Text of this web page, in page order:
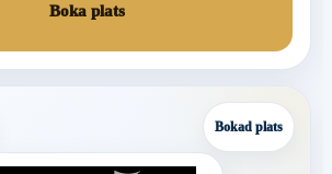
Boka plats
Bokad plats